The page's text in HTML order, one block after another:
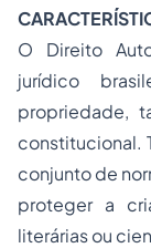
O Direito
jurídico
propriedade,
constitucional.
conjunto de
proteger a
literárias ou